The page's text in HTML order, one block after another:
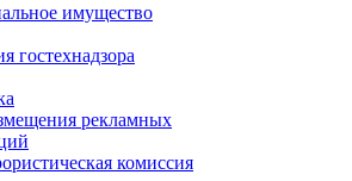
имущество
гостехнадзора
рекламных
комиссия